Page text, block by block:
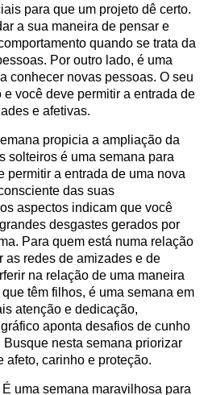
para que um projeto dê certo.
a sua maneira de pensar e
quando se trata da
Por outro lado, é uma
conhecer novas pessoas. O seu
você deve permitir a entrada de
e afetivas.
propicia a ampliação da
solteiros é uma semana para
permitir a entrada de uma nova
das suas
aspectos indicam que você
desgastes gerados por
Para quem está numa relação
as redes de amizades e de
na relação de uma maneira
têm filhos, é uma semana em
atenção e dedicação,
aponta desafios de cunho
nesta semana priorizar
afeto, carinho e proteção.
É uma semana maravilhosa para